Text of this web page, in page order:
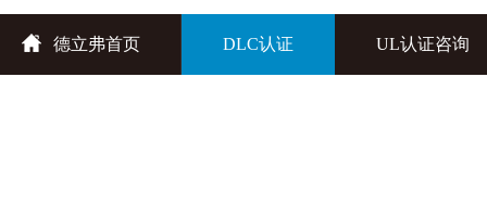
德立弗首页 DLC认证 UL认证咨询